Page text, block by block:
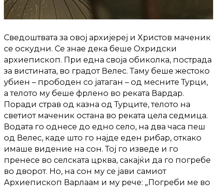
Сведоштвата за овој архијереј и Христов маченик
се оскудни. Се знае дека беше Охридски
архиепископ. При една своја обиколка, пострада
за вистината, во градот Велес. Таму беше жестоко
убиен – прободен со јатаган – од месните Турци,
а телото му беше фрлено во реката Вардар.
Поради страв од казна од Турците, телото на
светиот маченик остана во реката цела седмица.
Водата го однесе до едно село, на два часа пеш
од Велес, каде што го најде еден рибар, откако
имаше видение на сон. Тој го изведе и го
пренесе во селската црква, сакајќи да го погребе
во дворот. Но, на сон му се јави самиот
Архиепископ Варлаам и му рече: „Погреби ме во